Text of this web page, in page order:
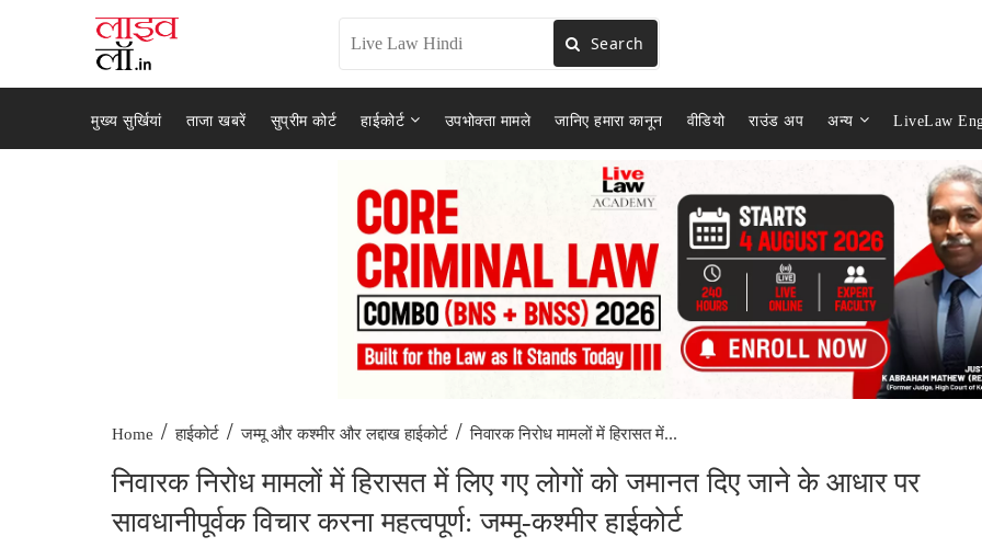
Search
मुख्य सुर्खियां ताजा खबरें सुप्रीम कोर्ट हाईकोर्ट उपभोक्ता मामले जानिए हमारा कानून वीडियो राउंड अप अन्य LiveLaw
Home / हाईकोर्ट / जम्मू और कश्मीर और लद्दाख हाईकोर्ट / निवारक निरोध मामलों में हिरासत में...
निवारक निरोध मामलों में हिरासत में लिए गए लोगों को जमानत दिए जाने के आधार पर
सावधानीपूर्वक विचार करना महत्वपूर्ण: जम्मू-कश्मीर हाईकोर्ट